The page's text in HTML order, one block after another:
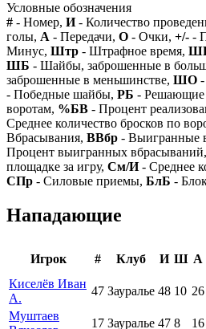
Условные обозначения
# - Номер, И- Количество
голы, А - Передачи, О - Очки, +/- -
Минус, Штр - Штрафное время,
ШБ - Шайбы, заброшенные в
заброшенные в меньшинстве, ШО
- Победные шайбы, РБ - Решающие
воротам, %БВ - Процент
Среднее количество бросков по
Вбрасывания, ВВбр - Выигранные
Процент выигранных вбрасываний,
площадке за игру, См/И- Среднее
СПр - Силовые приемы, БлБ -
Нападающие
Игрок # Клуб И Ш А
Киселёв Иван
А.
47 Зауралье 48 10 26
Муштаев
17 Зауралье 47 8 16